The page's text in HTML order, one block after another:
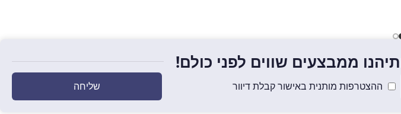
ממבצעים שווים לפני כולם!
ההצטרפות מותנית באישור קבלת דיוור שליחה